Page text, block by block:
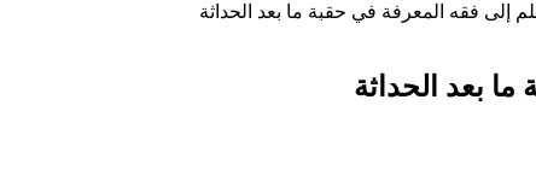
إلى فقه المعرفة في حقبة ما بعد الحداثة
بعد الحداثة